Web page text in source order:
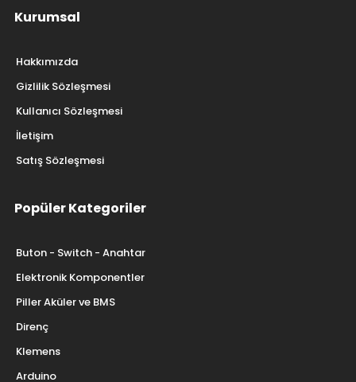
Kurumsal
Hakkımızda
Gizlilik Sözleşmesi
Kullanıcı Sözleşmesi
İletişim
Satış Sözleşmesi
Popüler Kategoriler
Buton - Switch - Anahtar
Elektronik Komponentler
Piller Aküler ve BMS
Direnç
Klemens
Arduino